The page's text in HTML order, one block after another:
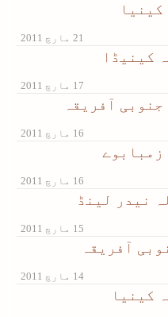
کینیڈا
آفریقہ
زمبابوے
نیدر لینڈ
آفریقہ
کینیا